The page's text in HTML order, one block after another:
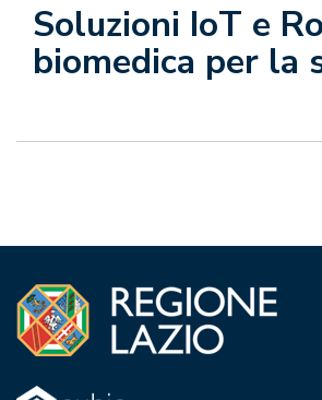
Soluzioni IoT e
biomedica per la